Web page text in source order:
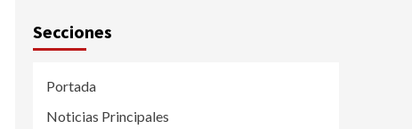
Secciones
Portada
Noticias Principales